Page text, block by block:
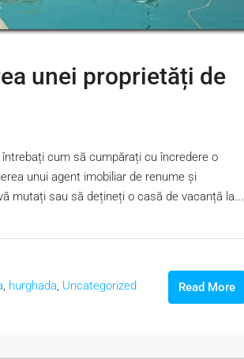
unei proprietăți de
cum să cumpărați cu încredere o
unui agent imobiliar de renume și
mutați sau să dețineți o casă de vacanță la...
, hurghada, Uncategorized Read More